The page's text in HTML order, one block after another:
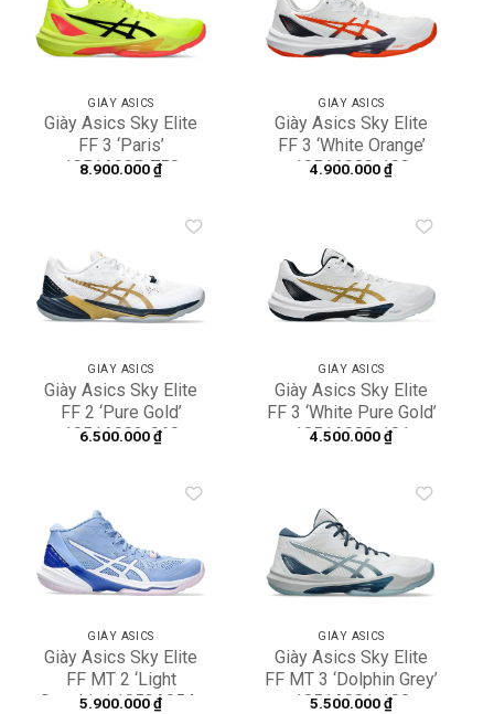
wishlist
GIÀY ASICS
Giày Asics Sky Elite
FF 3 ‘Paris’
1051A085-750
8.900.000₫
wishlist
GIÀY ASICS
Giày Asics Sky Elite
FF 3 ‘White Orange’
1051A080-103
4.900.000₫
wishlist
GIÀY ASICS
Giày Asics Sky Elite
FF 2 ‘Pure Gold’
1051A082-960
6.500.000₫
wishlist
GIÀY ASICS
Giày Asics Sky Elite
FF 3 ‘White Pure Gold’
1051A080-101
4.500.000₫
wishlist
GIÀY ASICS
Giày Asics Sky Elite
FF MT 2 ‘Light
Sapphire’ 1052A054-
5.900.000₫
wishlist
GIÀY ASICS
Giày Asics Sky Elite
FF MT 3 ‘Dolphin Grey’
1051A081-100
5.500.000₫